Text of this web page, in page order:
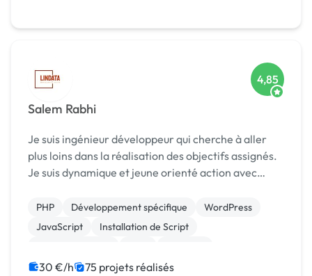
Salem Rabhi
4,85
Je suis ingénieur développeur qui cherche à aller
plus loins dans la réalisation des objectifs assignés.
Je suis dynamique et jeune orienté action avec
pour le meilleur de votre organisation bien étayé...
PHP Développement spécifique
WordPress
JavaScript
Installation de Script
Migration ou refonte de site
30 €/h
75 projets réalisés